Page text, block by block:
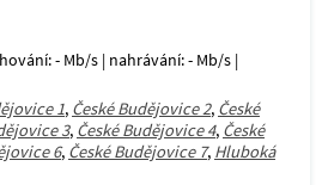
- Mb/s | nahrávání: - Mb/s |
1, České Budějovice 2, České
3, České Budějovice 4, České
6, České Budějovice 7, Hluboká